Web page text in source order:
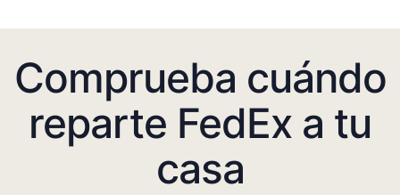
Comprueba cuándo
reparte FedEx a tu
casa